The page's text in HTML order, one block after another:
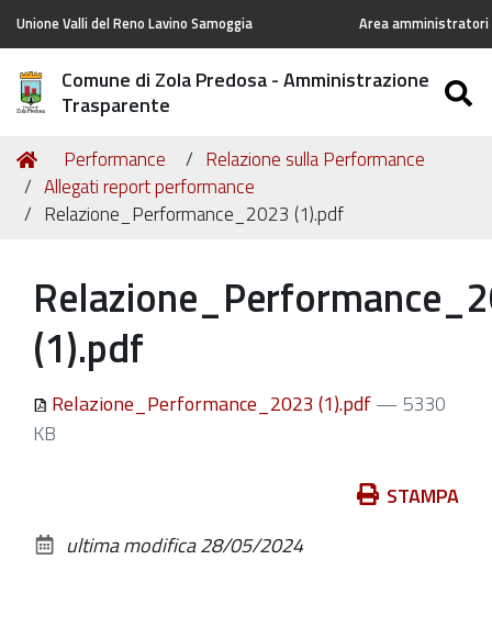
Unione Valli del Reno Lavino Samoggia Area
Comune di Zola Predosa - Amministrazione
Trasparente
Tu
sei
qui:
Home
Performance
Relazione sulla Performance
Allegati report performance
Relazione_Performance_2023 (1).pdf
(1).pdf
Relazione_Performance_2023 (1).pdf— 5330
KB
documento
STAMPA
ultima modifica28/05/2024